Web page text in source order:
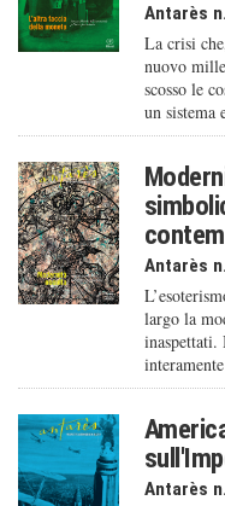
Antarès
La crisi
nuovo
scosso le
un sistema
Antarès
largo la
inaspettati.
Antarès